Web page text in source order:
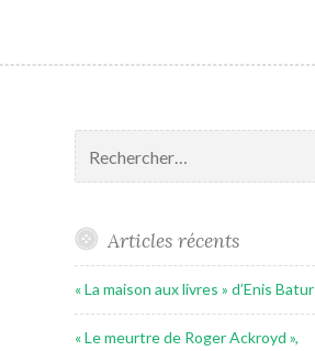
Articles récents
« La maison aux livres » d’Enis Batur
« Le meurtre de Roger Ackroyd »,